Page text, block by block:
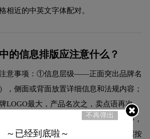
相近的中英文字体配对。
的信息排版应注意什么？
意事项：①信息层级——正面突出品牌名
，侧面或背面放置详细信息和法规内容；
最大，产品名次之，卖点语再次
③可读性——文字与背景对比度要足够，
景上；④法规合规——食品、药品等需按
不再弹出
～已经到底啦～